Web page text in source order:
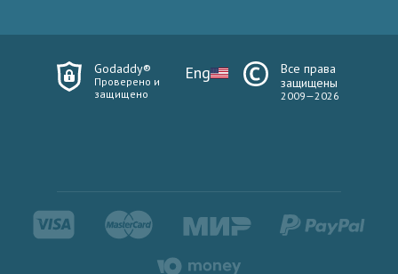
Godaddy®
Проверено и
защищено
Eng
Все права
защищены
2009—2026